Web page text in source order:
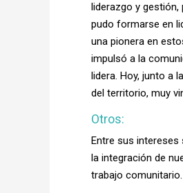
liderazgo y gestión,
pudo formarse en
una pionera en
impulsó a la
lidera. Hoy, junto a
del territorio, muy
Otros:
Entre sus
la integración de
trabajo comunitario.